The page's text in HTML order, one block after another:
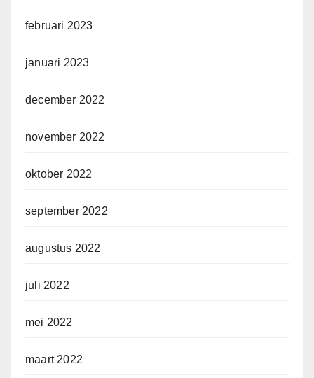
februari 2023
januari 2023
december 2022
november 2022
oktober 2022
september 2022
augustus 2022
juli 2022
mei 2022
maart 2022